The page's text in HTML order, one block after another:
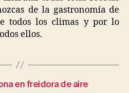
de la gastronomía de
todos los climas y por lo
ellos.
en freidora de aire